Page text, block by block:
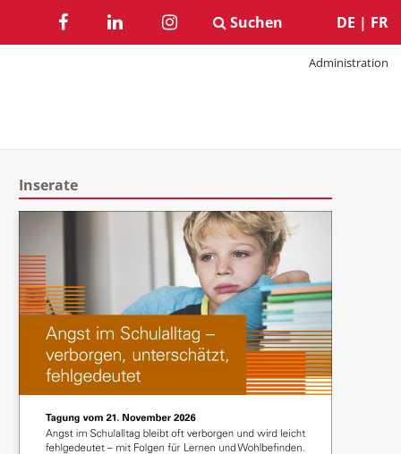
Administration
DE | FR
Suchen
Inserate